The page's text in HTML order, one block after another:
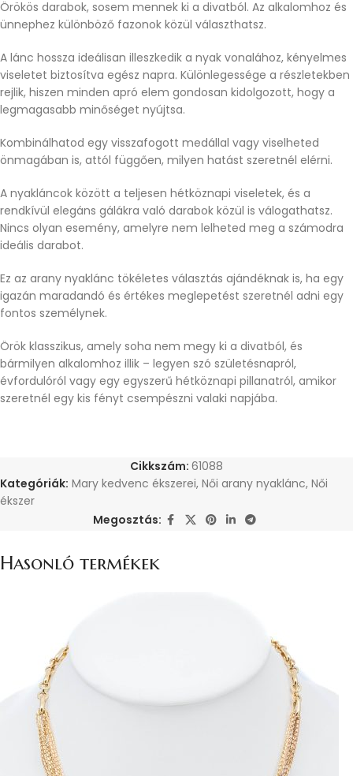
Örökös darabok, sosem mennek ki a divatból. Az alkalomhoz és
ünnephez különböző fazonok közül választhatsz.
A lánc hossza ideálisan illeszkedik a nyak vonalához, kényelmes
viseletet biztosítva egész napra. Különlegessége a részletekben
rejlik, hiszen minden apró elem gondosan kidolgozott, hogy a
legmagasabb minőséget nyújtsa.
Kombinálhatod egy visszafogott medállal vagy viselheted
önmagában is, attól függően, milyen hatást szeretnél elérni.
A nyakláncok között a teljesen hétköznapi viseletek, és a
rendkívül elegáns gálákra való darabok közül is válogathatsz.
Nincs olyan esemény, amelyre nem lelheted meg a számodra
ideális darabot.
Ez az arany nyaklánc tökéletes választás ajándéknak is, ha egy
igazán maradandó és értékes meglepetést szeretnél adni egy
fontos személynek.
Örök klasszikus, amely soha nem megy ki a divatból, és
bármilyen alkalomhoz illik – legyen szó születésnapról,
évfordulóról vagy egy egyszerű hétköznapi pillanatról, amikor
szeretnél egy kis fényt csempészni valaki napjába.
Cikkszám: 61088
Kategóriák: Mary kedvenc ékszerei, Női arany nyaklánc, Női
ékszer
Megosztás:
Hasonló termékek